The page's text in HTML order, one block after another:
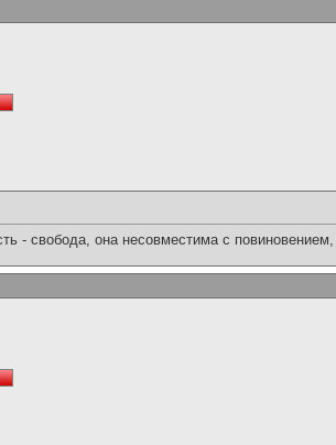
- свобода, она несовместима с